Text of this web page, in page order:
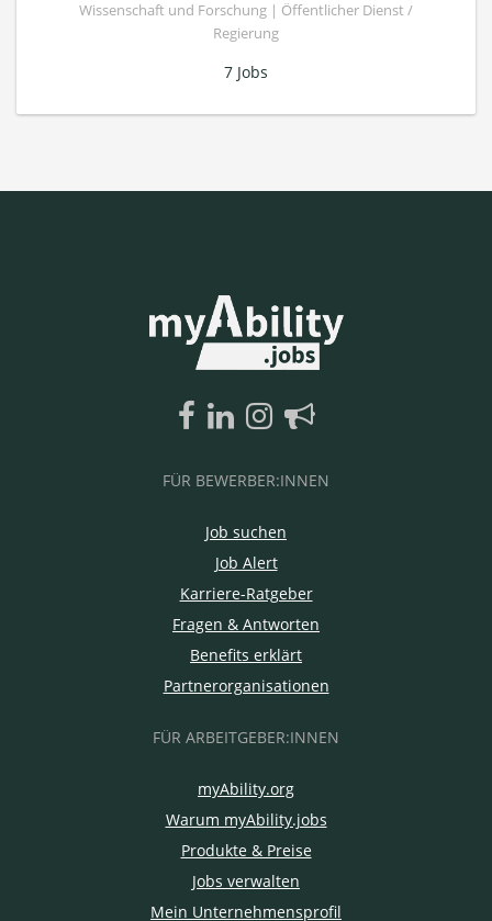
Wissenschaft und Forschung | Öffentlicher Dienst /
Regierung
7 Jobs
FÜR BEWERBER:INNEN
Job suchen
Job Alert
Karriere-Ratgeber
Fragen & Antworten
Benefits erklärt
Partnerorganisationen
FÜR ARBEITGEBER:INNEN
myAbility.org
Warum myAbility.jobs
Produkte & Preise
Jobs verwalten
Mein Unternehmensprofil